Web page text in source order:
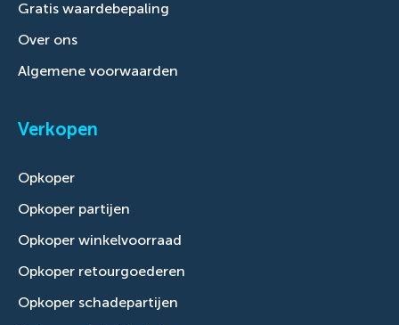
Gratis waardebepaling
Over ons
Algemene voorwaarden
Verkopen
Opkoper
Opkoper partijen
Opkoper winkelvoorraad
Opkoper retourgoederen
Opkoper schadepartijen